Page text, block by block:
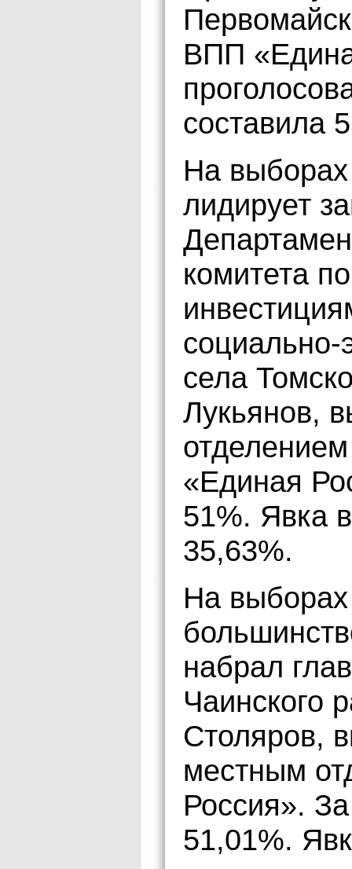
ВПП
составила
На выборах
лидирует
комитета
социально-
села
Лукьянов,
«Единая
51%. Явка
35,63%.
На выборах
набрал
Чаинского
Столяров,
местным
Россия».
51,01%.